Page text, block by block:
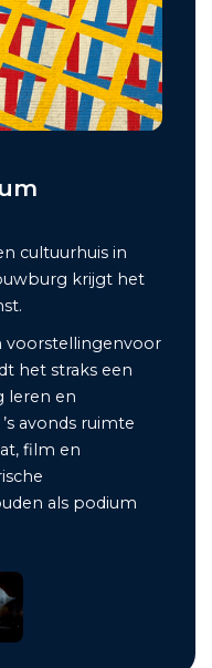
cultuurhuis in
krijgt het
voorstellingenvoor
het straks een
leren en
avonds ruimte
film en
als podium